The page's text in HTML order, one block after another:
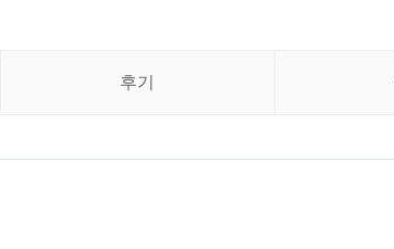
후기